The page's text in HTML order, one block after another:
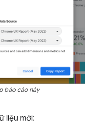
báo cáo này
liệu mới: